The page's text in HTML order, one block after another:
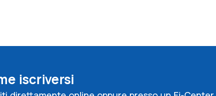
iscriversi